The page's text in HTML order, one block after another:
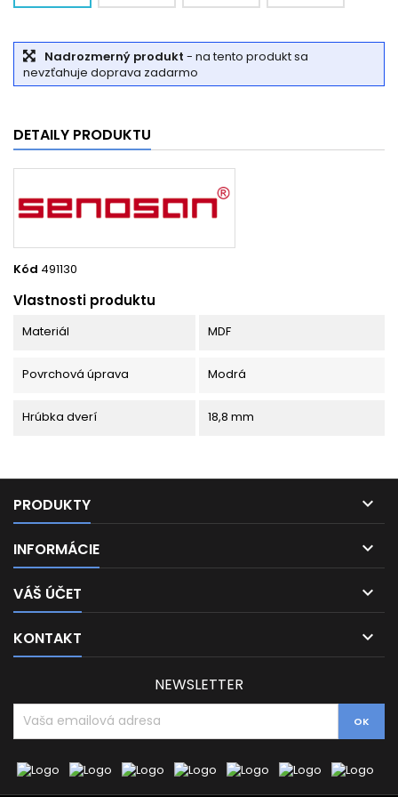
Nadrozmerný produkt - na tento produkt sa
nevzťahuje doprava zadarmo
DETAILY PRODUKTU
Kód 491130
Vlastnosti produktu
Materiál MDF
Povrchová úprava Modrá
Hrúbka dverí 18,8 mm
PRODUKTY 
INFORMÁCIE 
VÁŠ ÚČET 
KONTAKT 
NEWSLETTER